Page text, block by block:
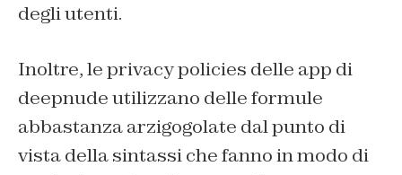
degli utenti.
Inoltre, le privacy policies delle app di
deepnude utilizzano delle formule
abbastanza arzigogolate dal punto di
vista della sintassi che fanno in modo di